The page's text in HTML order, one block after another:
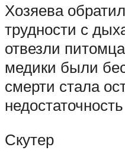
Хозяева
трудности с
отвезли
медики были
смерти стала
недостаточность
Скутер